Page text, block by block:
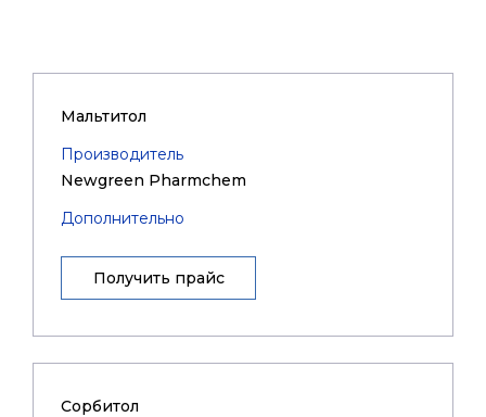
Мальтитол
Производитель
Newgreen Pharmchem
Дополнительно
Получить прайс
Сорбитол